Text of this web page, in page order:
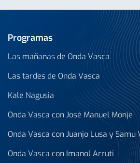
Programas
Las mañanas de Onda Vasca
Las tardes de Onda Vasca
Kale Nagusia
Onda Vasca con José Manuel Monje
Onda Vasca con Juanjo Lusa y
Onda Vasca con Imanol Arruti